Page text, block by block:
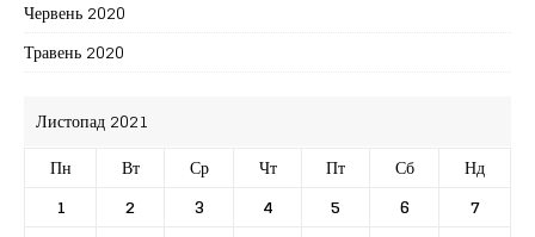
Червень 2020
Травень 2020
Листопад 2021
Пн
Вт Ср Чт Пт Сб
Нд
1
2 3 4 5 6
7